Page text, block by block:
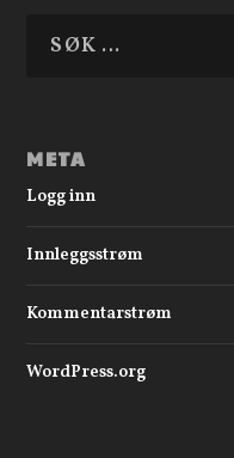
META
Logg inn
Innleggsstrøm
Kommentarstrøm
WordPress.org